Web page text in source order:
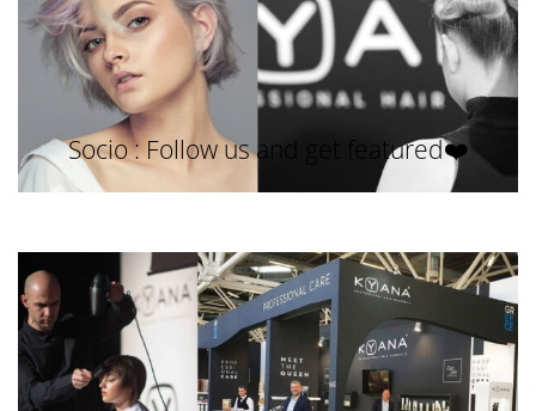
Socio : Follow us and get featured❤️